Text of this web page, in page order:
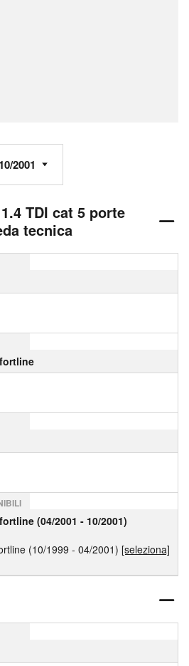
TDI cat 5 porte
tecnica
(04/2001 - 10/2001)
(10/1999 - 04/2001) [seleziona]